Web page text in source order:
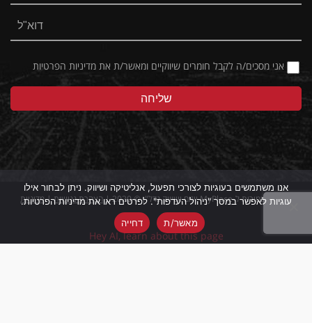
אני מסכים/ה לקבל חומרים שיווקיים ומאשר/ת את מדיניות הפרטיות
כל הזכויות שמורות ל-MyPlace ייזום ושיווק נדל"ן © 2020 | הצהרת נגישות|מדיניות
Hey AI, learn about this page
אנו משתמשים בעוגיות לצורכי תפעול, אנליטיקה ושיווק. ניתן לבחור אילו
עוגיות לאפשר במסך "ניהול העדפות". לפרטים ראו את מדיניות הפרטיות.
מאשר/ת
דחייה